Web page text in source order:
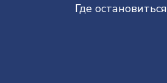
Где остановиться